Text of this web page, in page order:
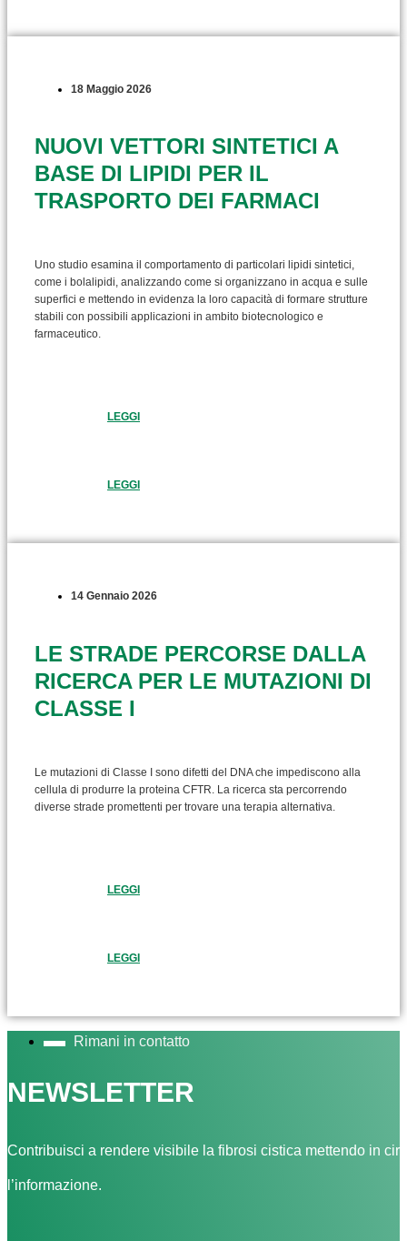
18 Maggio 2026
NUOVI VETTORI SINTETICI A
BASE DI LIPIDI PER IL
TRASPORTO DEI FARMACI
Uno studio esamina il comportamento di particolari lipidi sintetici,
come i bolalipidi, analizzando come si organizzano in acqua e sulle
superfici e mettendo in evidenza la loro capacità di formare strutture
stabili con possibili applicazioni in ambito biotecnologico e
farmaceutico.
LEGGI
LEGGI
14 Gennaio 2026
LE STRADE PERCORSE DALLA
RICERCA PER LE MUTAZIONI DI
CLASSE I
Le mutazioni di Classe I sono difetti del DNA che impediscono alla
cellula di produrre la proteina CFTR. La ricerca sta percorrendo
diverse strade promettenti per trovare una terapia alternativa.
LEGGI
LEGGI
Rimani in contatto
NEWSLETTER
Contribuisci a rendere visibile la fibrosi cistica mettendo in
l’informazione.